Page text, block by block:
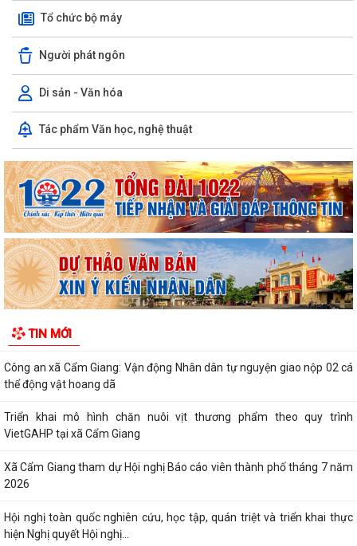
Tổ chức bộ máy
Người phát ngôn
Di sản - Văn hóa
Tác phẩm Văn học, nghệ thuật
TIN MỚI
danh tính
Xã Cẩm Giang tổ chức lễ tâm linh và triển khai lấy mẫu hài cốt liệt sĩ
phục vụ giám định ADN
THÔNG BÁO số 03/TB-TTPVHCC ngày 04/8/2026 của Trung tâm
Phục vụ HCC Về việc tổ chức hướng dẫn, tiếp...
Xã Cẩm Giang dự Hội nghị trực tuyến triển khai công tác đo đạc, lập
bản đồ địa chính và xây dựng cơ...
diện bao phủ bảo hiểm xã hội, bảo...
Công an xã Cẩm Giang: Vận động Nhân dân tự nguyện giao nộp 02 cá
thể động vật hoang dã
Triển khai mô hình chăn nuôi vịt thương phẩm theo quy trình
VietGAHP tại xã Cẩm Giang
Xã Cẩm Giang tham dự Hội nghị Báo cáo viên thành phố tháng 7 năm
2026
Hội nghị toàn quốc nghiên cứu, học tập, quán triệt và triển khai thực
hiện Nghị quyết Hội nghị...